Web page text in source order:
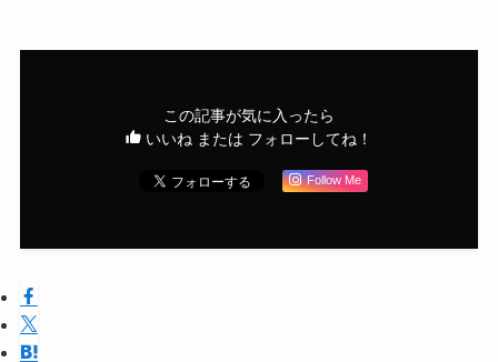
この記事が気に入ったら
いいね または フォローしてね！
Follow Me